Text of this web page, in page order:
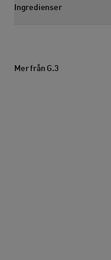
Ingredienser
Visa
Mer från G.3